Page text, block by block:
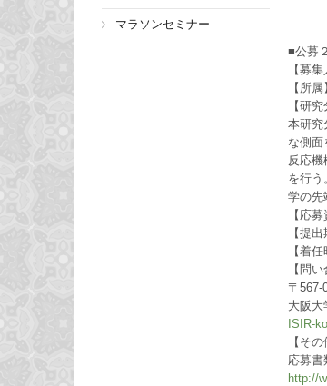
■公募
【募
【所
【研
本研究
な側面
反応機
を行う
学の先
【応
【提
【着
【問
〒567-
大阪大
ISIR-
【その
応募書
http://
マラソンセミナー